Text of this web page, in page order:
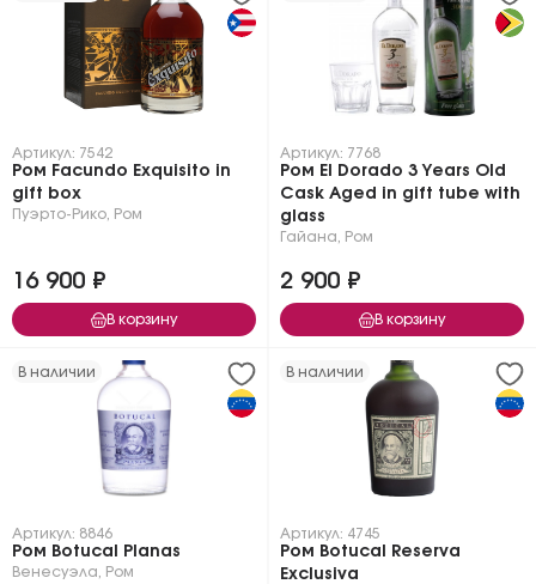
Артикул: 7542
Ром Facundo Exquisito in
gift box
Пуэрто-Рико Ром
16 900 ₽
В корзину
Артикул: 7768
Ром El Dorado 3 Years Old
Cask Aged in gift tube with
glass
Гайана Ром
2 900 ₽
В корзину
В наличии
Артикул: 8846
Ром Botucal Planas
Венесуэла Ром
В наличии
Артикул: 4745
Ром Botucal Reserva
Exclusiva